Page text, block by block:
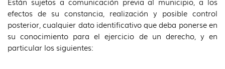
efectos de su constancia, realización y posible control
posterior, cualquier dato identificativo que deba ponerse en
su conocimiento para el ejercicio de un derecho, y en
particular los siguientes: